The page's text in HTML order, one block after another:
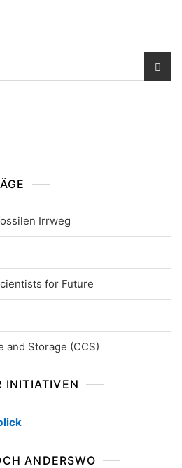
Irrweg
for Future
and Storage (CCS)
INITIATIVEN
ANDERSWO